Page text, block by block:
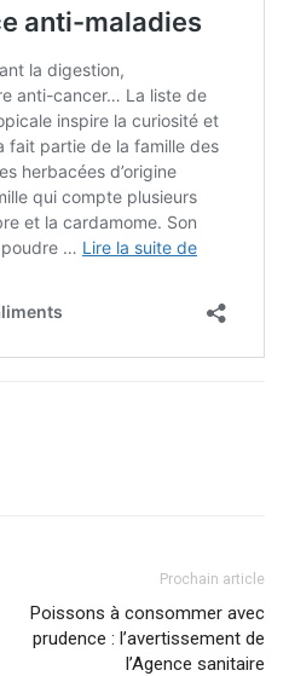
Prochain article
Poissons à consommer avec
prudence : l’avertissement de
l’Agence sanitaire